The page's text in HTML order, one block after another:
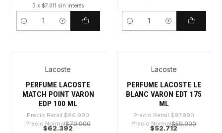
3 x $7.011 sin interés
Cantidad Cantidad
Nuevo
Lacoste
PERFUME LACOSTE
MATCH POINT VARON
EDP 100 ML
Precio Retail $86.990
Precio Normal$70.900
$62.392
Agotado
Lacoste
PERFUME LACOSTE LE
BLANC VARON EDT 175
ML
Precio Retail $97.990
Precio Normal$59.900
$52.712